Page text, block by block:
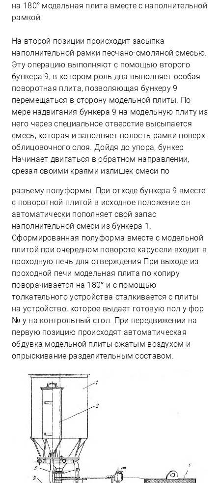
на 180° модельная плита вместе с наполнительной
рамкой.
На второй позиции происходит засыпка
наполнительной рамки песчано-смоляной смесью.
Эту операцию выполняют с помощью второго
бункера 9, в котором роль дна выполняет особая
поворотная плита, позволяющая бункеру 9
перемещаться в сторону модельной плиты. По
мере надвигания бункера 9 на модельную плиту из
него через специальное отверстие высыпается
смесь, которая и заполняет полость рамки поверх
облицовочного слоя. Дойдя до упора, бункер
Начинает двигаться в обратном направлении,
срезая своими краями излишек смеси по
разъему полуформы. При отходе бункера 9 вместе
с поворотной плитой в исходное положение он
автоматически пополняет свой запас
наполнительной смеси из бункера 1.
Сформированная полуформа вместе с модельной
плитой при очередном повороте карусели входит в
проходную печь для отверждения При выходе из
проходной печи модельная плита по копиру
поворачивается на 180° и с помощью
толкательного устройства сталкивается с плиты
на устройство, которое выдает готовую пол у фор
№ у на контрольный стол. При передвижении на
первую позицию происходят автоматическая
обдувка модельной плиты сжатым воздухом и
опрыскивание разделительным составом.